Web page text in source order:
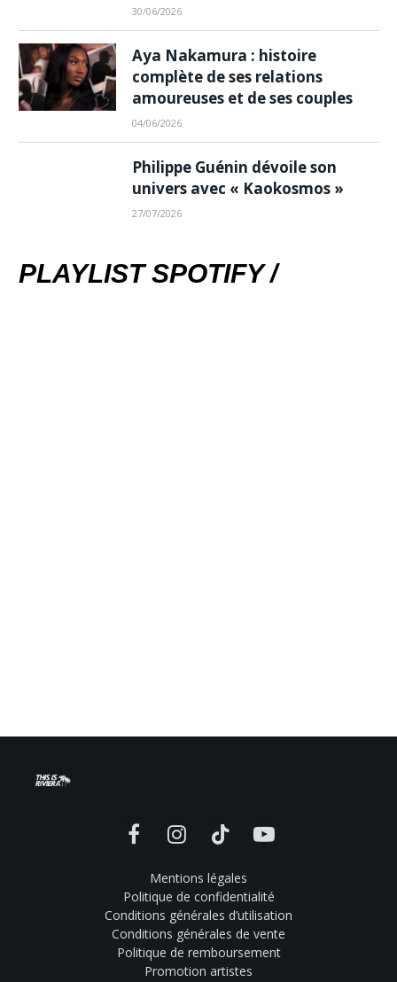
30/06/2026
Aya Nakamura : histoire
complète de ses relations
amoureuses et de ses couples
04/06/2026
Philippe Guénin dévoile son
univers avec « Kaokosmos »
27/07/2026
PLAYLIST SPOTIFY /
FacebookInstagramTikTok YouTube
Mentions légales
Politique de confidentialité
Conditions générales d’utilisation
Conditions générales de vente
Politique de remboursement
Promotion artistes